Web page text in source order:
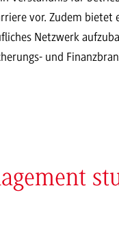
vor. Zudem
Netzwerk
und